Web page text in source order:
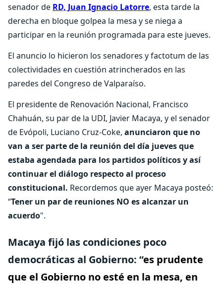
senador de RD, Juan Ignacio Latorre, esta tarde la
derecha en bloque golpea la mesa y se niega a
participar en la reunión programada para este jueves.
El anuncio lo hicieron los senadores y factotum de las
colectividades en cuestión atrincherados en las
paredes del Congreso de Valparaíso.
El presidente de Renovación Nacional, Francisco
Chahuán, su par de la UDI, Javier Macaya, y el senador
de Evópoli, Luciano Cruz-Coke, anunciaron que no
van a ser parte de la reunión del día jueves que
estaba agendada para los partidos políticos y así
continuar el diálogo respecto al proceso
constitucional. Recordemos que ayer Macaya posteó:
“Tener un par de reuniones NO es alcanzar un
acuerdo".
Macaya fijó las condiciones poco
democráticas al Gobierno: “es prudente
que el Gobierno no esté en la mesa, en